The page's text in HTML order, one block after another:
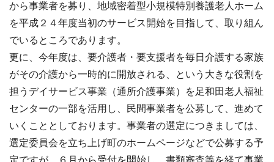
から事業者を募り、地域密着型小規模特別養護老人ホーム
を平成２４年度当初のサービス開始を目指して、取り組ん
でいるところであります。
更に、今年度は、要介護者・要支援者を毎日介護する家族
がその介護から一時的に開放される、という大きな役割を
担うデイサービス事業（通所介護事業）を足和田老人福祉
センターの一部を活用し、民間事業者を公募して、進めて
いくこととしております。事業者の選定につきましては、
選定委員会を立ち上げ町のホームページなどで公募する予
定ですが、６月から受付を開始し、書類審査等を経て事業